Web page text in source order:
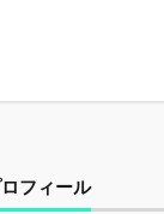
フィール